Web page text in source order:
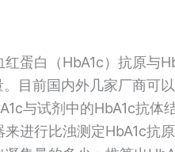
蛋白（HbA1c）抗原与
目前国内外几家厂商可
与试剂中的HbA1c抗体
进行比浊测定HbA1c抗